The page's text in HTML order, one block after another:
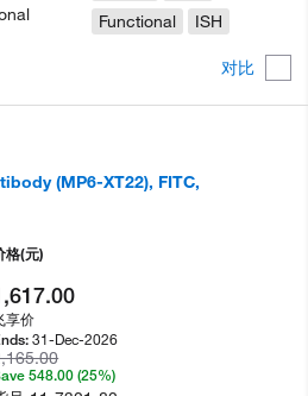
对比
Functional
ISH
(MP6-XT22), FITC,
格(元)
享价
31-Dec-2026
548.00 (25%)